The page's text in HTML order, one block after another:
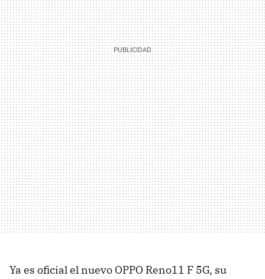
Ya es oficial el nuevo OPPO Reno11 F 5G, su